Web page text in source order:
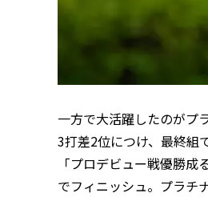
一方で大活躍したのがプ
3打差2位につけ、最終組
「プロデビュー戦優勝
でフィニッシュ。プラチ